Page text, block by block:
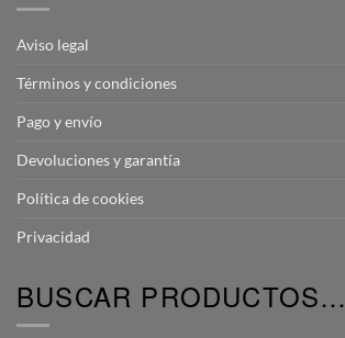
Aviso legal
Términos y condiciones
Pago y envío
Devoluciones y garantía
Política de cookies
Privacidad
BUSCAR PRODUCTOS…